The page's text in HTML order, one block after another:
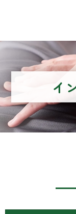
イ